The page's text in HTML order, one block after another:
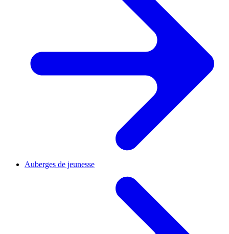
Auberges de jeunesse